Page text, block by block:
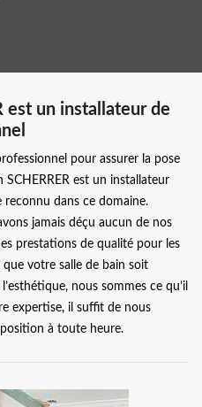
est un installateur de
pour assurer la pose
est un installateur
reconnu dans ce domaine.
jamais déçu aucun de nos
prestations de qualité pour les
votre salle de bain soit
nous sommes ce qu’il
expertise, il suffit de nous
à toute heure.